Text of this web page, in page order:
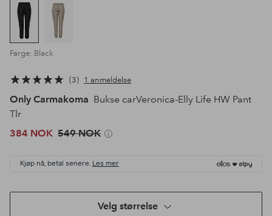
Farge: Black
3 1 anmeldelse
Only Carmakoma Bukse carVeronica-Elly Life HW Pant
Tlr
384 NOK 549 NOK
Kjøp nå, betal senere. Les mer
Velg størrelse